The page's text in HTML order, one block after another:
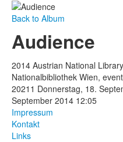
Back to Album
Audience
2014 Austrian National
Nationalbibliothek Wien,
20211 Donnerstag, 18.
September 2014 12:05
Impressum
Kontakt
Links